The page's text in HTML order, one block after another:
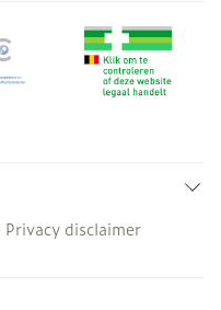
Privacy disclaimer